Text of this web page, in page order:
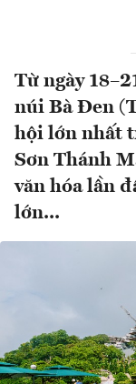
Từ ngày
núi Bà Đen
hội lớn nhất
Sơn Thánh
văn hóa lần
lớn...